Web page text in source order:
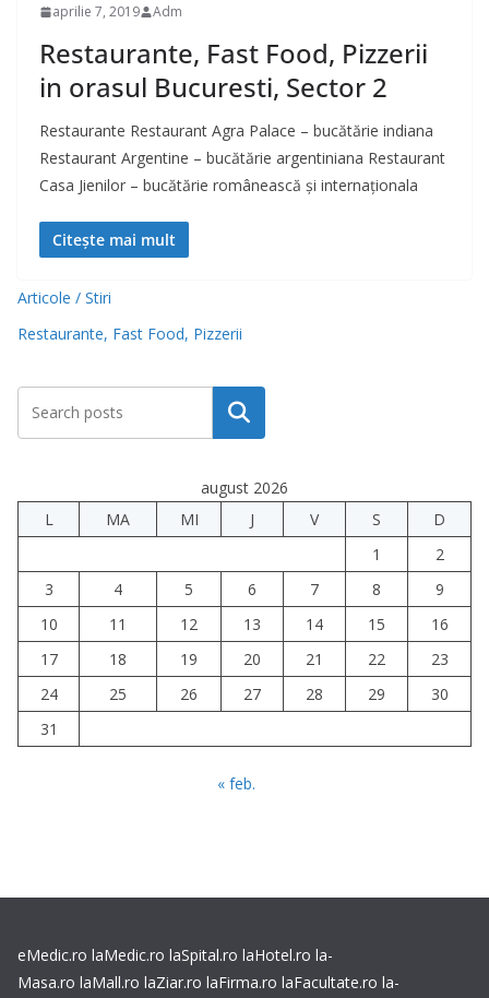
aprilie 7, 2019 Adm
Restaurante, Fast Food, Pizzerii
in orasul Bucuresti, Sector 2
Restaurante Restaurant Agra Palace – bucătărie indiana
Restaurant Argentine – bucătărie argentiniana Restaurant
Casa Jienilor – bucătărie românească și internaționala
Citește mai mult
Articole / Stiri
Restaurante, Fast Food, Pizzerii
Caută
august 2026
L
MA MI J V S
D
1
2
3
4 5 6 7 8
9
10
11 12 13 14 15
16
17
18 19 20 21 22
23
24
25 26 27 28 29
30
31
« feb.
eMedic.ro laMedic.ro laSpital.ro laHotel.ro la-
Masa.ro laMall.ro laZiar.ro laFirma.ro laFacultate.ro la-